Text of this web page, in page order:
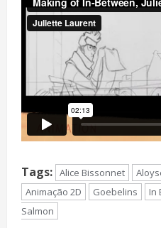
Tags: Alice Bissonnet
Animação 2D
Goebelins In
Salmon